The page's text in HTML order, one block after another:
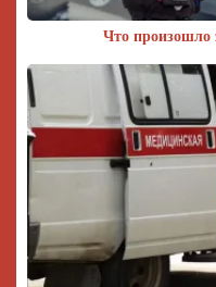
Что произошло